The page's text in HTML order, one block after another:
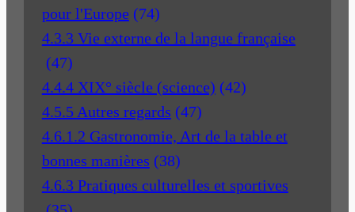
pour l'Europe (74)
4.3.3 Vie externe de la langue française
(47)
4.4.4 XIX° siècle (science) (42)
4.5.5 Autres regards (47)
4.6.1.2 Gastronomie, Art de la table et
bonnes manières (38)
4.6.3 Pratiques culturelles et sportives